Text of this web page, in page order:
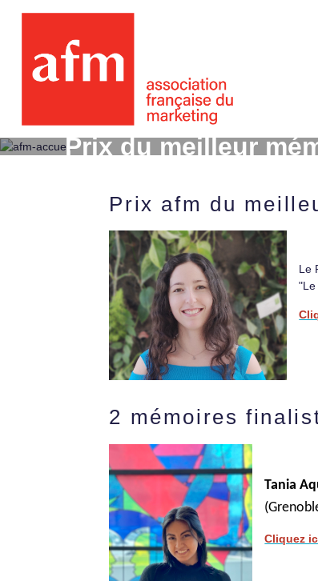
Prix du meilleur
Prix afm du
Le
"Le
2 mémoires
Tania
(
Cliquez